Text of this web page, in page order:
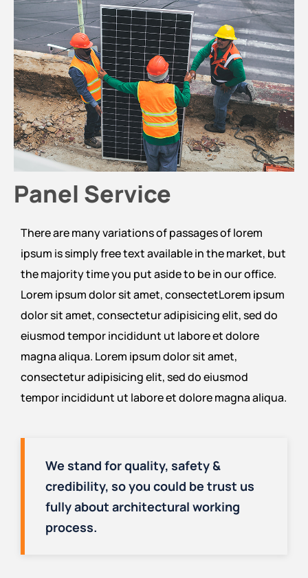
Panel Service
There are many variations of passages of lorem
ipsum is simply free text available in the market, but
the majority time you put aside to be in our office.
Lorem ipsum dolor sit amet, consectetLorem ipsum
dolor sit amet, consectetur adipisicing elit, sed do
eiusmod tempor incididunt ut labore et dolore
magna aliqua. Lorem ipsum dolor sit amet,
consectetur adipisicing elit, sed do eiusmod
tempor incididunt ut labore et dolore magna aliqua.
We stand for quality, safety &
credibility, so you could be trust us
fully about architectural working
process.